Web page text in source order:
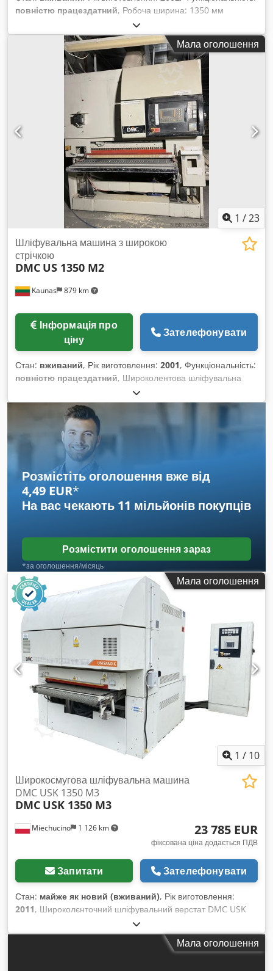
повністю працездатний, Робоча ширина: 1350 мм
Максимальна товщина: 140 мм Тип: Нижній (Bottom)
Кількість одиниць: 2 Загальна встановлена потужність: 2,2
кВт Габарити (Д×Ш×В): 2700,0 × 3200,0 × 2400,0 мм Вага:
3500 кг Chjdoxwwhwjpfx Ag Usa
Мала оголошення
1 /23
Kaunas 879 km
Шліфувальна машина з широкою
стрічкою
DMC US 1350 M2
ціну
Зателефонувати
Стан: вживаний, Рік виготовлення: 2001, Функціональність:
повністю працездатний, Широколентова шліфувальна
машина DMC US 1350 M2, рік випуску 2001, продається!
Cjdpfxjx Ezwhs Ag Ueha
Розмістіть оголошення вже від
4,49 EUR*
На вас чекають 11 мільйонів покупців
Розмістити оголошення зараз
*за оголошення/місяць
Мала оголошення
1 / 10
Miechucino 1 126 km
Широкосмугова шліфувальна машина
DMC USK 1350 M3
DMC USK 1350 M3
23 785 EUR
фіксована ціна додається ПДВ
Запитати Зателефонувати
Стан: майже як новий (вживаний), Рік виготовлення:
2011, Широколєнточний шліфувальний верстат DMC USK
1350 M3 – виробництва Італії – поперечний агрегат, так
званий «сержант» – рік випуску 2011 – електричний та
пневматичний іонізатор ТЕХНІЧНІ ХАРАКТЕРИСТИКИ:
Мала оголошення